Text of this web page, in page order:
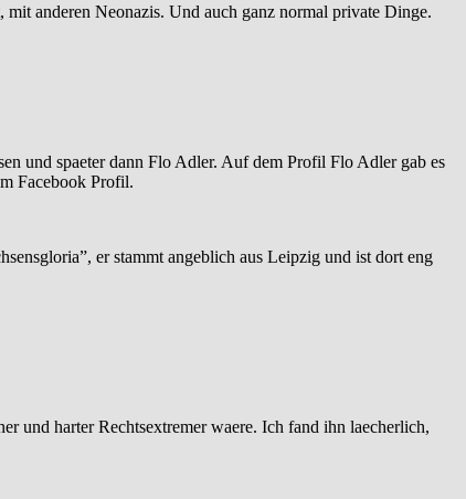
anderen Neonazis. Und auch ganz normal private Dinge.
und spaeter dann Flo Adler. Auf dem Profil Flo Adler gab es
Facebook Profil.
er stammt angeblich aus Leipzig und ist dort eng
und harter Rechtsextremer waere. Ich fand ihn laecherlich,